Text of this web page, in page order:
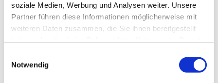
soziale Medien, Werbung und Analysen weiter. Unsere
Partner führen diese Informationen möglicherweise mit
weiteren Daten zusammen, die Sie ihnen bereitgestellt
Notwendig
Dies könnte Sie auch
interessieren